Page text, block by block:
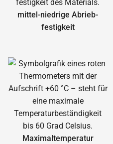
mittel-niedrige Abrieb­
festigkeit
Maximal­temperatur